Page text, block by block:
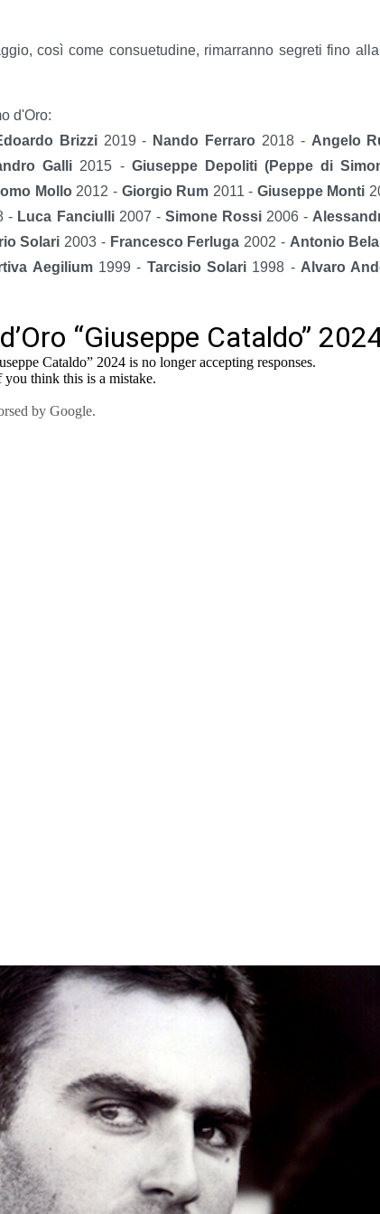
così come consuetudine, rimarranno segreti fino
d'Oro:
Brizzi 2019 - Nando Ferraro 2018 - Angelo
Galli 2015 - Giuseppe Depoliti (Peppe di
Mollo2012 - Giorgio Rum 2011 - Giuseppe Monti
- Luca Fanciulli2007 - Simone Rossi2006 -
Solari 2003 - Francesco Ferluga 2002 - Antonio
Aegilium1999 - Tarcisio Solari 1998 -Alvaro